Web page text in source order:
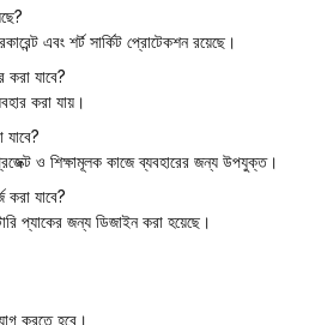
এবং শর্ট সার্কিট প্রোটেকশন রয়েছে।
করা যাবে?
করা যায়।
যাবে?
ও শিক্ষামূলক কাজে ব্যবহারের জন্য উপযুক্ত।
যাবে?
প্যাকের জন্য ডিজাইন করা হয়েছে।
করতে হবে।